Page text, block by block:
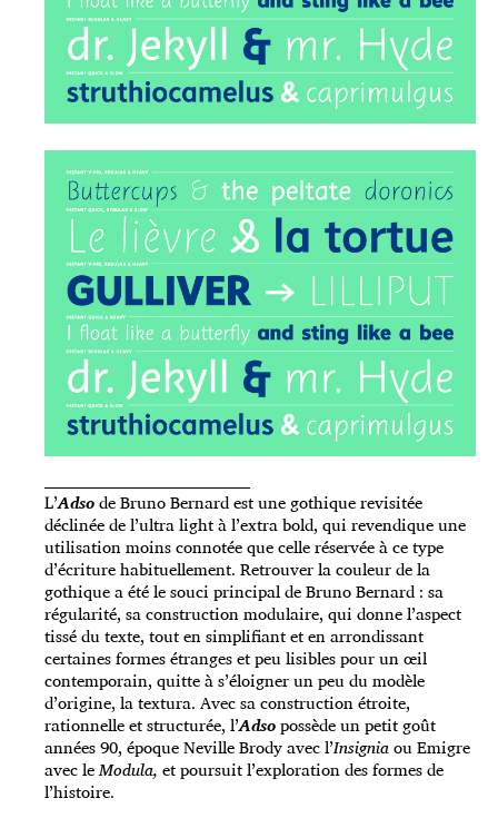
L’Adsode Bruno Bernard est une gothique revisitée
déclinée de l’ultra light à l’extra bold, qui revendique une
utilisation moins connotée que celle réservée à ce type
d’écriture habituellement. Retrouver la couleur de la
gothique a été le souci principal de Bruno Bernard : sa
régularité, sa construction modulaire, qui donne l’aspect
tissé du texte, tout en simplifiant et en arrondissant
certaines formes étranges et peu lisibles pour un œil
contemporain, quitte à s’éloigner un peu du modèle
d’origine, la textura. Avec sa construction étroite,
rationnelle et structurée, l’Adsopossède un petit goût
années 90, époque Neville Brody avec l’Insigniaou Emigre
avec leModula, et poursuit l’exploration des formes de
l’histoire.